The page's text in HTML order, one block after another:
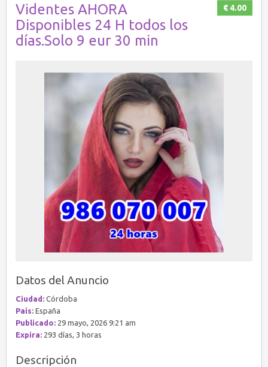
€ 4.00
Videntes AHORA
Disponibles 24 H todos los
días.Solo 9 eur 30 min
Datos del Anuncio
Ciudad: Córdoba
País: España
Publicado: 29 mayo, 2026 9:21 am
Expira: 293 días, 3 horas
Descripción